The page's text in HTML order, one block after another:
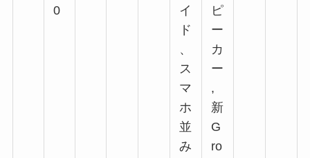
0
イ
ド
、
ス
マ
ホ
並
み
ピ
ー
カ
ー
,
新
G
ro